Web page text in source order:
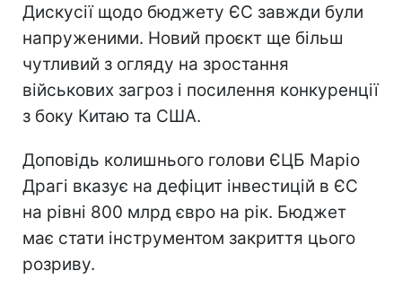
Дискусії щодо бюджету ЄС завжди були
напруженими. Новий проєкт ще більш
чутливий з огляду на зростання
військових загроз і посилення конкуренції
з боку Китаю та США.
Доповідь колишнього голови ЄЦБ Маріо
Драгі вказує на дефіцит інвестицій в ЄС
на рівні 800 млрд євро на рік. Бюджет
має стати інструментом закриття цього
розриву.